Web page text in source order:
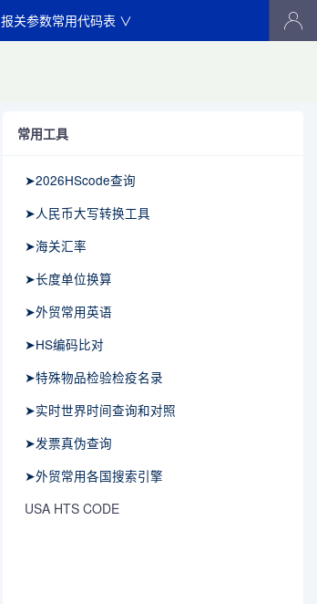
报关参数常用代码表 ∨
常用工具
➤2026HScode查询
➤人民币大写转换工具
➤海关汇率
➤长度单位换算
➤外贸常用英语
➤HS编码比对
➤特殊物品检验检疫名录
➤实时世界时间查询和对照
➤发票真伪查询
➤外贸常用各国搜索引擎
USA HTS CODE